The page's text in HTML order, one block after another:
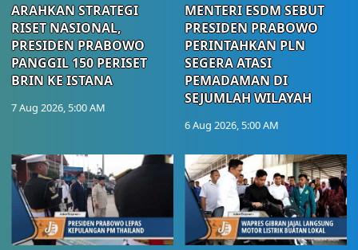
ARAHKAN STRATEGI
RISET NASIONAL,
PRESIDEN PRABOWO
PANGGIL 150 PERISET
BRIN KE ISTANA
7 Aug 2026, 5:00 AM
MENTERI ESDM SEBUT
PRESIDEN PRABOWO
PERINTAHKAN PLN
SEGERA ATASI
PEMADAMAN DI
SEJUMLAH WILAYAH
6 Aug 2026, 5:00 AM